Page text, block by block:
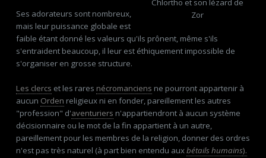
Chlortho et son lézard de
Zor
Ses adorateurs sont nombreux,
mais leur puissance globale est
faible étant donné les valeurs qu'ils prônent, même s'ils
s'entraident beaucoup, il leur est éthiquement impossible de
s'organiser en grosse structure.
Les clercs et les rares nécromanciens ne pourront appartenir à
aucun Orden religieux ni en fonder, pareillement les autres
"profession" d'aventuriers n'appartiendront à aucun système
décisionnaire ou le mot de la fin appartient à un autre,
pareillement pour les membres de la religion, donner des ordres
n'est pas très naturel (à part bien entendu auxbétails humains).